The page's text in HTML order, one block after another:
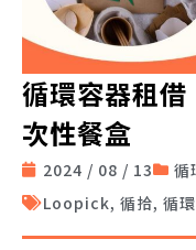
循環容器租
次性餐盒
2024 / 08 / 13 循
Loopick, 循拾, 循